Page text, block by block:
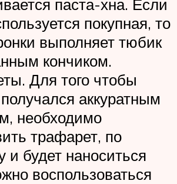
паста-хна. Если
покупная, то
выполняет тюбик
кончиком.
Для того чтобы
аккуратным
необходимо
трафарет, по
и будет наноситься
воспользоваться